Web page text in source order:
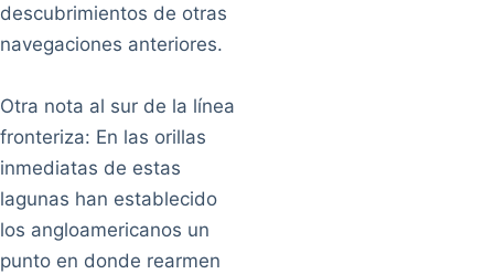
descubrimientos de otras
navegaciones anteriores.
Otra nota al sur de la línea
fronteriza: En las orillas
inmediatas de estas
lagunas han establecido
los angloamericanos un
punto en donde rearmen